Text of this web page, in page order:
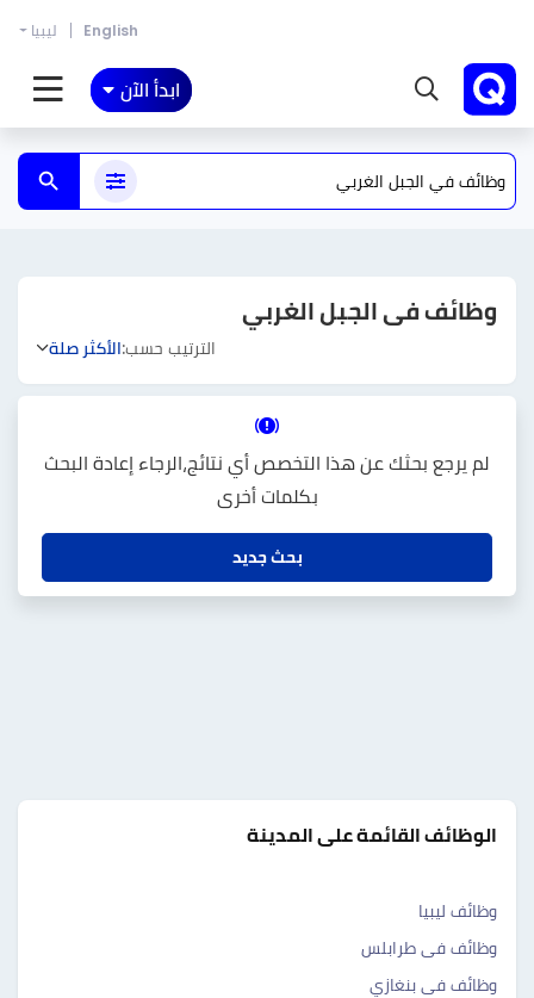
English ليبيا
ابدأ الآن
وظائف فى الجبل الغربي
الترتيب حسب:الأكثر صلة
لم يرجع بحثك عن هذا التخصص أي نتائج،الرجاء إعادة البحث
بكلمات أخرى
بحث جديد
الوظائف القائمة على المدينة
وظائف ليبيا
وظائف فى طرابلس
وظائف فى بنغازي